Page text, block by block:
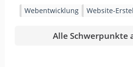
Webentwicklung Website-
Alle Schwerpunkte